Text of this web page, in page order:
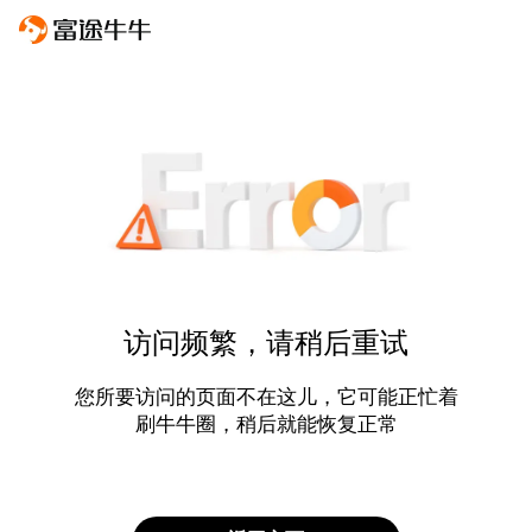
访问频繁，请稍后重试
您所要访问的页面不在这儿，它可能正忙着
刷牛牛圈，稍后就能恢复正常